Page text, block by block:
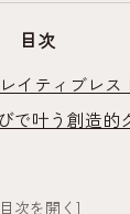
目次
イティブレス
で叶う創造的